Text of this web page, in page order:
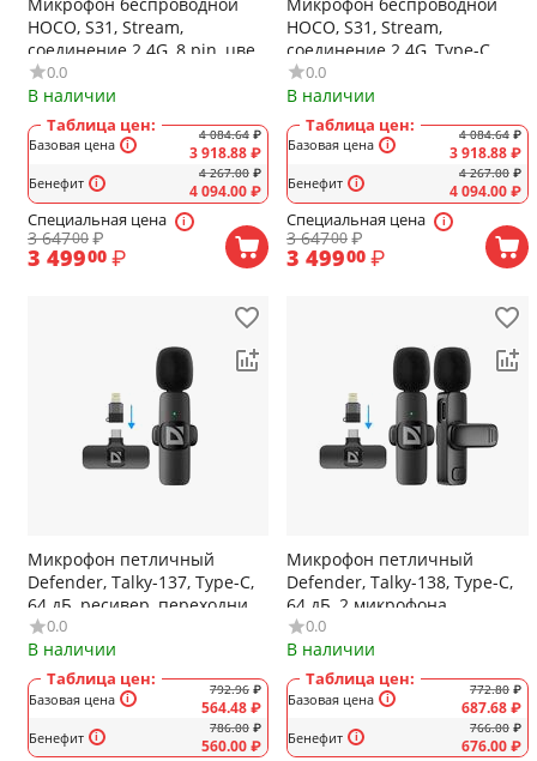
Микрофон беспроводной
HOCO, S31, Stream,
соединение 2.4G, 8 pin, цвет:
чёрный
0.0
В наличии
Таблица цен:
Базовая цена
Бенефит
4 084.64 ₽
3 918.88₽
4 267.00 ₽
4 094.00₽
Специальная цена
3 64700 ₽
3 49900 ₽
Микрофон беспроводной
HOCO, S31, Stream,
соединение 2.4G, Type-C,
цвет: чёрный
0.0
В наличии
Таблица цен:
Базовая цена
Бенефит
4 084.64 ₽
3 918.88₽
4 267.00 ₽
4 094.00₽
Специальная цена
3 64700₽
3 49900 ₽
Микрофон петличный
Defender, Talky-137, Type-C,
64 дБ, ресивер, переходник
8 pin, цвет: чёрный
0.0
В наличии
Таблица цен:
Базовая цена
Бенефит
792.96 ₽
564.48₽
786.00 ₽
560.00₽
Микрофон петличный
Defender, Talky-138, Type-C,
64 дБ, 2 микрофона,
ресивер, переходник 8 pin,
цвет: чёрный
0.0
В наличии
Таблица цен:
Базовая цена
Бенефит
772.80 ₽
687.68₽
766.00 ₽
676.00₽